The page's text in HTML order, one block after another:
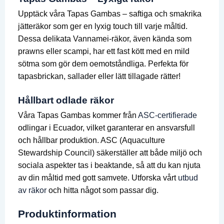
Upptäck våra Tapas Gambas – saftiga och smakrika
jätteräkor som ger en lyxig touch till varje måltid.
Dessa delikata Vannamei-räkor, även kända som
prawns eller scampi, har ett fast kött med en mild
sötma som gör dem oemotståndliga. Perfekta för
tapasbrickan, sallader eller lätt tillagade rätter!
Hållbart odlade räkor
Våra Tapas Gambas kommer från ASC-certifierade
odlingar i Ecuador, vilket garanterar en ansvarsfull
och hållbar produktion. ASC (Aquaculture
Stewardship Council) säkerställer att både miljö och
sociala aspekter tas i beaktande, så att du kan njuta
av din måltid med gott samvete. Utforska vårt utbud
av räkoroch hitta något som passar dig.
Produktinformation